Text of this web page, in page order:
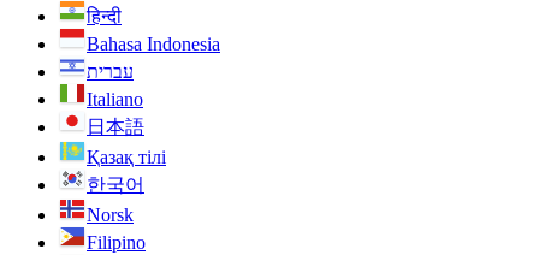
हिन्दी
Bahasa Indonesia
עברית
Italiano
日本語
Қазақ тілі
한국어
Norsk
Filipino